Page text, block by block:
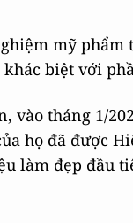
mỹ
biệt với
vào tháng 1/
họ đã được
làm đẹp đầu